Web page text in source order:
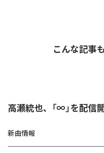
こんな記事
高瀬統也、「∞」を配信
新曲情報